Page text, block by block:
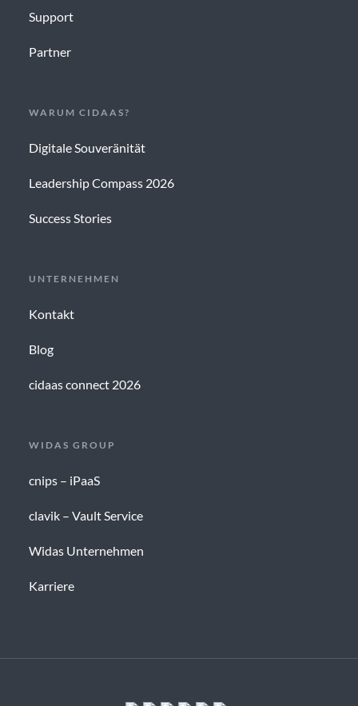
Support
Partner
WARUM CIDAAS?
Digitale Souveränität
Leadership Compass 2026
Success Stories
UNTERNEHMEN
Kontakt
Blog
cidaas connect 2026
WIDAS GROUP
cnips – iPaaS
clavik – Vault Service
Widas Unternehmen
Karriere